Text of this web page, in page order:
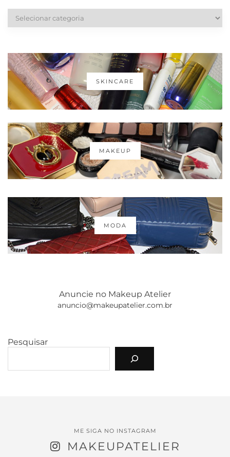
SKINCARE
MAKEUP
MODA
Anuncie no Makeup Atelier
anuncio@makeupatelier.com.br
Pesquisar
ME SIGA NO INSTAGRAM
MAKEUPATELIER